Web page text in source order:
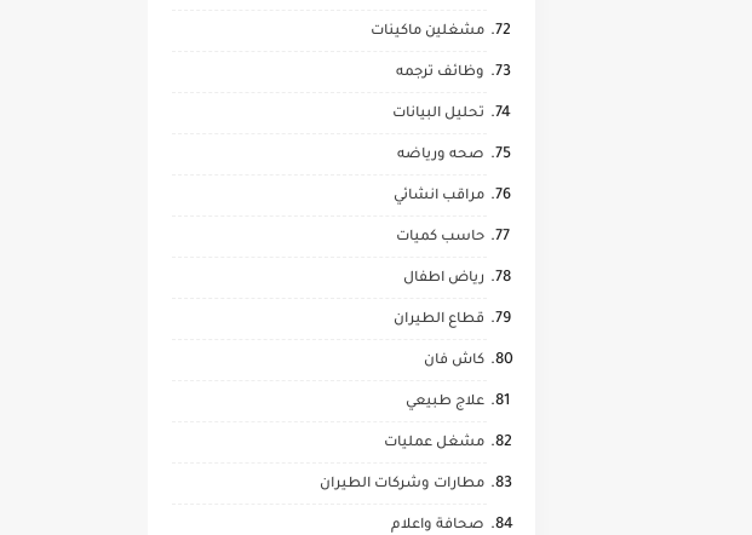
مشغلين ماكينات
وظائف ترجمه
تحليل البيانات
صحه ورياضه
مراقب انشائي
حاسب كميات
رياض اطفال
قطاع الطيران
كاش فان
علاج طبيعي
مشغل عمليات
مطارات وشركات الطيران
صحافة واعلام